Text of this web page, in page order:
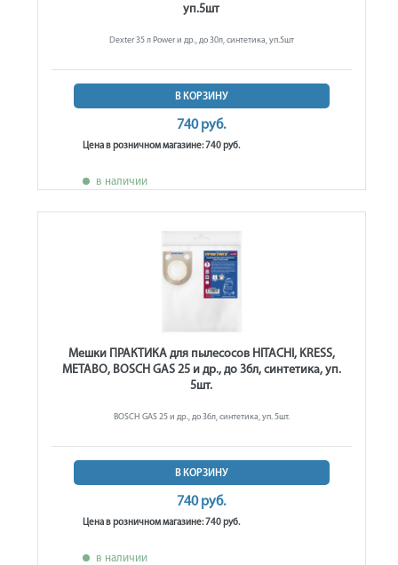
уп.5шт
Dexter 35 л Power и др., до 30л, синтетика, уп.5шт
В КОРЗИНУ
740 руб.
Цена в розничном магазине: 740 руб.
в наличии
Мешки ПРАКТИКА для пылесосов HITACHI, KRESS,
METABO, BOSCH GAS 25 и др., до 36л, синтетика, уп.
5шт.
BOSCH GAS 25 и др., до 36л, синтетика, уп. 5шт.
В КОРЗИНУ
740 руб.
Цена в розничном магазине: 740 руб.
в наличии